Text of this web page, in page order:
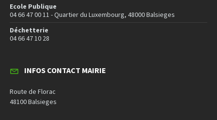
Ecole Publique
04 66 47 00 11 - Quartier du Luxembourg, 48000 Balsieges
Déchetterie
04 66 47 10 28
INFOS CONTACT MAIRIE
Route de Florac
48100 Balsieges